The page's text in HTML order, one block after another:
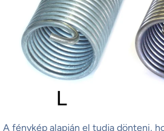
A fénykép alapján el tudja dönteni,